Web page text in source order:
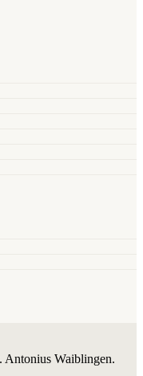
Antonius Waiblingen.